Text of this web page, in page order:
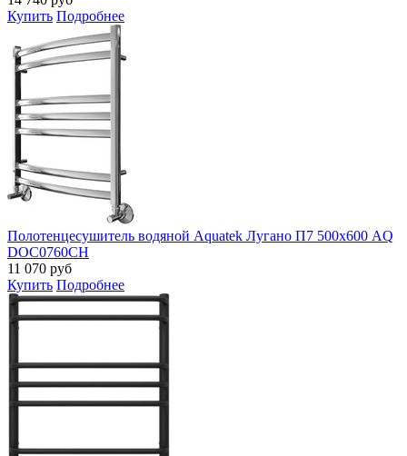
Купить Подробнее
Полотенцесушитель водяной Aquatek Лугано П7 500х600 AQ
DOC0760CH
11 070 руб
Купить Подробнее